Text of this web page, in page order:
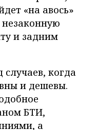
«на авось»
и задним
случаев, когда
и дешевы.
БТИ,
а